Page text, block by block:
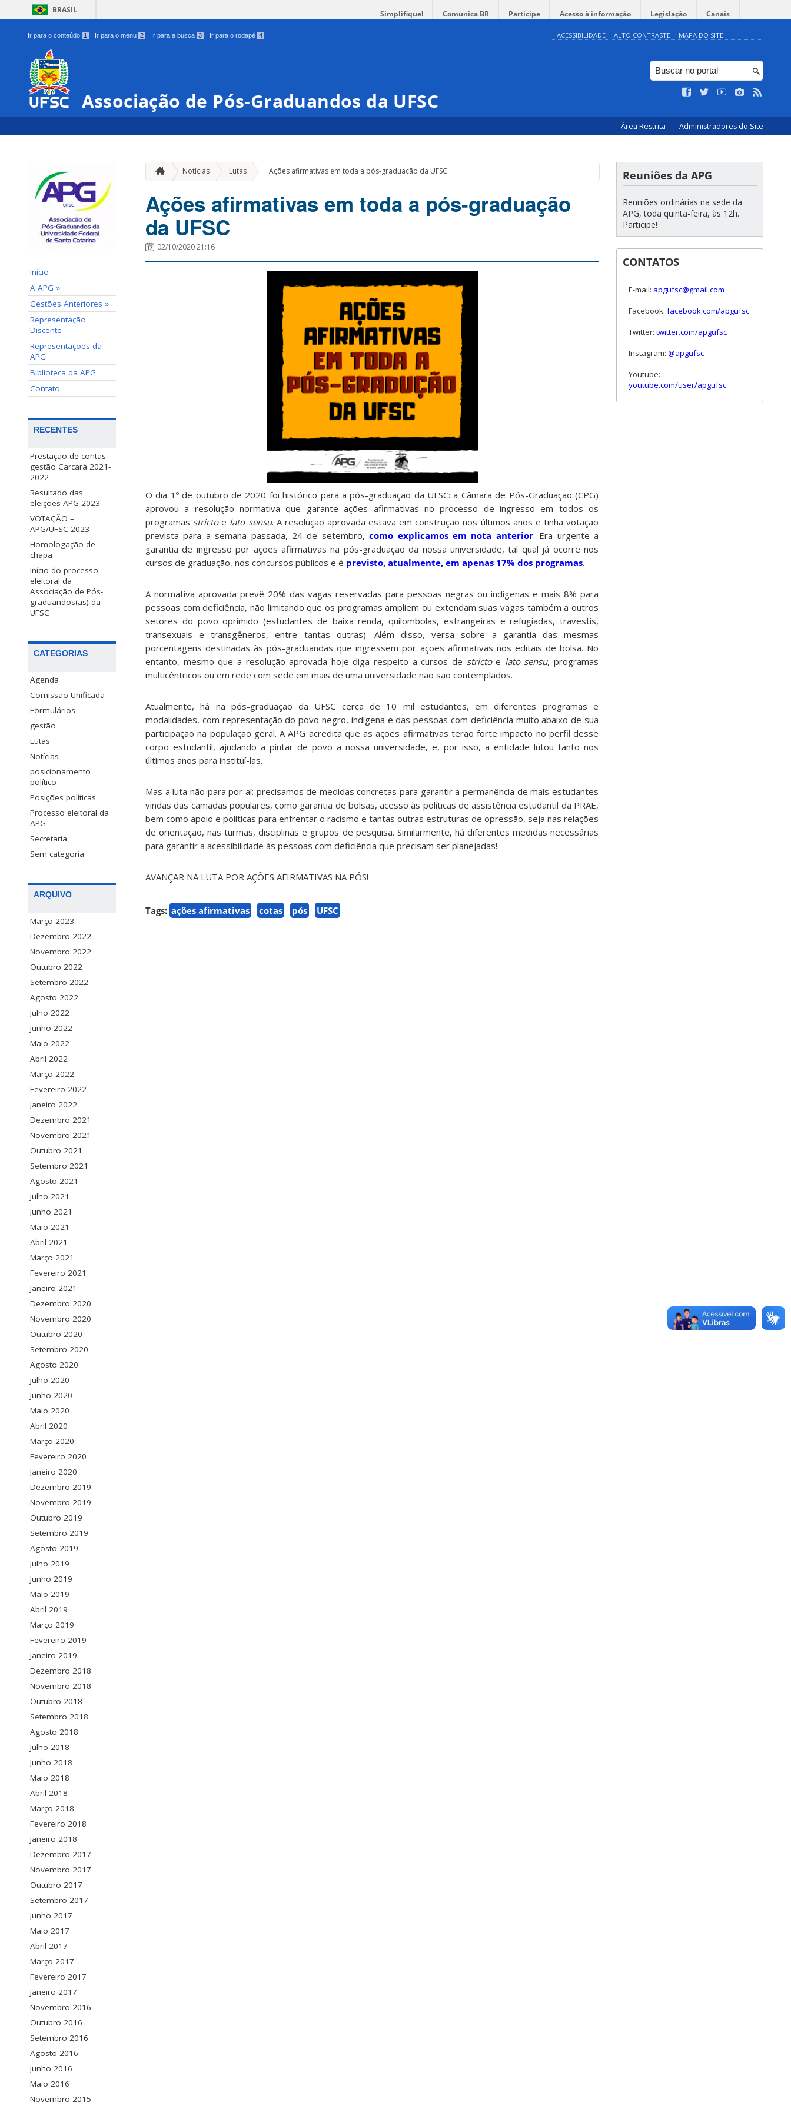
BRASIL Simplifique! Comunica BR Participe Acesso à informação Legislação Canais
Ir para o conteúdo 1 Ir para o menu 2 Ir para a busca 3 Ir para o rodapé 4 ACESSIBILIDADE ALTO CONTRASTE MAPA DO SITE
Associação de Pós-Graduandos da UFSC
Área Restrita Administradores do Site
Início
A APG »
Gestões Anteriores »
Representação
Discente
Representações da
APG
Biblioteca da APG
Contato
RECENTES
Prestação de contas
gestão Carcará 2021-
2022
Resultado das
eleições APG 2023
VOTAÇÃO –
APG/UFSC 2023
Homologação de
chapa
Início do processo
eleitoral da
Associação de Pós-
graduandos(as) da
UFSC
CATEGORIAS
Agenda
Comissão Unificada
Formulários
gestão
Lutas
Notícias
posicionamento
político
Posições políticas
Processo eleitoral da
APG
Secretaria
Sem categoria
ARQUIVO
Março 2023
Dezembro 2022
Novembro 2022
Outubro 2022
Setembro 2022
Agosto 2022
Julho 2022
Junho 2022
Maio 2022
Abril 2022
Março 2022
Fevereiro 2022
Janeiro 2022
Dezembro 2021
Novembro 2021
Outubro 2021
Setembro 2021
Agosto 2021
Julho 2021
Junho 2021
Maio 2021
Abril 2021
Março 2021
Fevereiro 2021
Janeiro 2021
Dezembro 2020
Novembro 2020
Outubro 2020
Setembro 2020
Agosto 2020
Julho 2020
Junho 2020
Maio 2020
Abril 2020
Março 2020
Fevereiro 2020
Janeiro 2020
Dezembro 2019
Novembro 2019
Outubro 2019
Setembro 2019
Agosto 2019
Julho 2019
Junho 2019
Maio 2019
Abril 2019
Março 2019
Fevereiro 2019
Janeiro 2019
Dezembro 2018
Novembro 2018
Outubro 2018
Setembro 2018
Agosto 2018
Julho 2018
Junho 2018
Maio 2018
Abril 2018
Março 2018
Fevereiro 2018
Janeiro 2018
Dezembro 2017
Novembro 2017
Outubro 2017
Setembro 2017
Junho 2017
Maio 2017
Abril 2017
Março 2017
Fevereiro 2017
Janeiro 2017
Novembro 2016
Outubro 2016
Setembro 2016
Agosto 2016
Junho 2016
Maio 2016
Novembro 2015
Notícias Lutas » Ações afirmativas em toda a pós-graduação da UFSC
Ações afirmativas em toda a pós-graduação
da UFSC
02/10/2020 21:16
O dia 1º de outubro de 2020 foi histórico para a pós-graduação da UFSC: a Câmara de Pós-Graduação (CPG)
aprovou a resolução normativa que garante ações afirmativas no processo de ingresso em todos os
programas strictoe lato sensu. A resolução aprovada estava em construção nos últimos anos e tinha votação
prevista para a semana passada, 24 de setembro,como explicamos em nota anterior. Era urgente a
garantia de ingresso por ações afirmativas na pós-graduação da nossa universidade, tal qual já ocorre nos
cursos de graduação, nos concursos públicos e é previsto, atualmente, em apenas 17% dos programas.
A normativa aprovada prevê 20% das vagas reservadas para pessoas negras ou indígenas e mais 8% para
pessoas com deficiência, não limitando que os programas ampliem ou extendam suas vagas também a outros
setores do povo oprimido (estudantes de baixa renda, quilombolas, estrangeiras e refugiadas, travestis,
transexuais e transgêneros, entre tantas outras). Além disso, versa sobre a garantia das mesmas
porcentagens destinadas às pós-graduandas que ingressem por ações afirmativas nos editais de bolsa. No
entanto, mesmo que a resolução aprovada hoje diga respeito acursos de strictoe lato sensu, programas
multicêntricos ou em rede com sede em mais de uma universidade não são contemplados.
Atualmente, há na pós-graduação da UFSC cerca de 10 mil estudantes, em diferentes programas e
modalidades, com representação do povo negro, indígena e das pessoas com deficiência muito abaixo de sua
participação na população geral. A APG acredita que as ações afirmativas terão forteimpacto no perfil desse
corpo estudantil, ajudando a pintar de povo a nossa universidade, e, por isso, a entidade lutou tanto nos
últimos anos para instituí-las.
Mas a luta não para por aí: precisamos de medidas concretas para garantir a permanência de mais estudantes
vindas das camadas populares, como garantia de bolsas, acesso às políticas de assistência estudantil da PRAE,
bem como apoio e políticas para enfrentar o racismo e tantas outras estruturas de opressão, seja nas relações
de orientação, nas turmas, disciplinas e grupos de pesquisa. Similarmente, há diferentes medidas necessárias
para garantir a acessibilidade às pessoas com deficiência que precisam ser planejadas!
AVANÇAR NA LUTA POR AÇÕES AFIRMATIVAS NA PÓS!
Tags: ações afirmativas cotas pós UFSC
Reuniões da APG
Reuniões ordinárias na sede da
APG, toda quinta-feira, às 12h.
Participe!
CONTATOS
E-mail: apgufsc@gmail.com
Facebook: facebook.com/apgufsc
Twitter: twitter.com/apgufsc
Instagram: @apgufsc
Youtube:
youtube.com/user/apgufsc